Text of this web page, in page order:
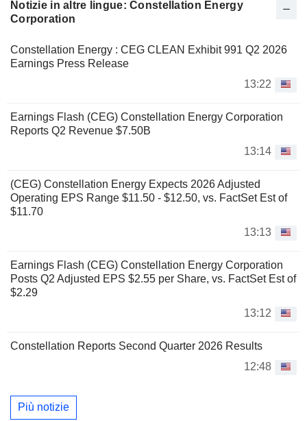
Notizie in altre lingue: Constellation Energy
Corporation
Constellation Energy : CEG CLEAN Exhibit 991 Q2 2026
Earnings Press Release
13:22
Earnings Flash (CEG) Constellation Energy Corporation
Reports Q2 Revenue $7.50B
13:14
(CEG) Constellation Energy Expects 2026 Adjusted
Operating EPS Range $11.50 - $12.50, vs. FactSet Est of
$11.70
13:13
Earnings Flash (CEG) Constellation Energy Corporation
Posts Q2 Adjusted EPS $2.55 per Share, vs. FactSet Est of
$2.29
13:12
Constellation Reports Second Quarter 2026 Results
12:48
Più notizie